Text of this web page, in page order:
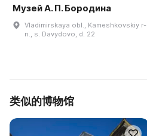
Музей А. П. Бородина
Vladimirskaya obl., Kameshkovskiy r-
n., s. Davydovo, d. 22
类似的博物馆